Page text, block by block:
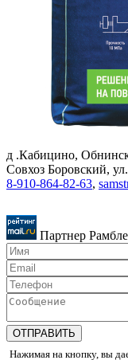
д .Кабицино,
Совхоз Боровский,
8-910-864-82-63,
Партнер
Нажимая на кнопку, вы